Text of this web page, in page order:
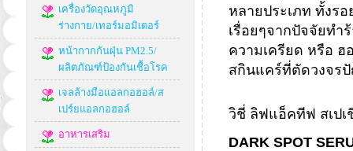
เครื่องวัดอุณหภูมิ
ร่างกาย/เทอร์มอมิเตอร์
หน้ากากกันฝุ่น PM2.5/
ผลิตภัณฑ์ป้องกันเชื้อโรค
เจลล้างมือแอลกอฮอล์/ส
เปร์ยแอลกอฮอล์
อาหารเสริม
หลายประเภท ทั้งร
เรื่อยๆจากปัจจัยทำ
ความเครียด หรือ ฮ
สกินแคร์ที่ตัดวงจร
วิชี่ ลิฟแอ็คทีฟ สเปเ
DARK SPOT